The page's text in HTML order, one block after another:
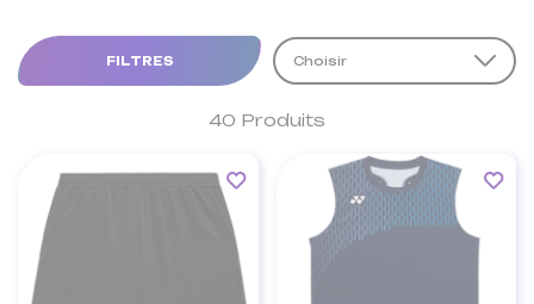
40 Produits
Choisir
FILTRES